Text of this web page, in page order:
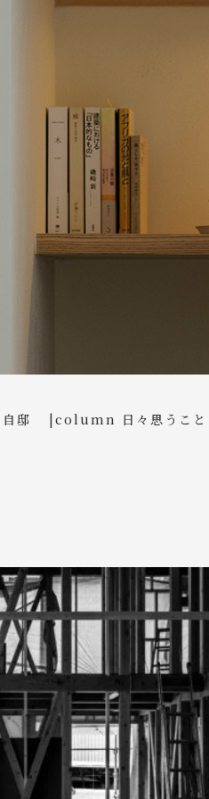
自邸 column 日々思うこと